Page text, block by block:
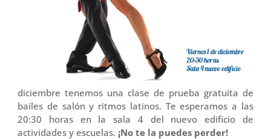
diciembre tenemos una clase de prueba gratuita de
bailes de salón y ritmos latinos. Te esperamos a las
20:30 horas en la sala 4 del nuevo edificio de
actividades y escuelas. ¡No te la puedes perder!